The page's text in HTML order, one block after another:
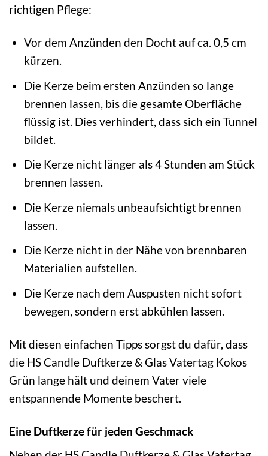
richtigen Pflege:
Vor dem Anzünden den Docht auf ca. 0,5 cm
kürzen.
Die Kerze beim ersten Anzünden so lange
brennen lassen, bis die gesamte Oberfläche
flüssig ist. Dies verhindert, dass sich ein Tunnel
bildet.
Die Kerze nicht länger als 4 Stunden am Stück
brennen lassen.
Die Kerze niemals unbeaufsichtigt brennen
lassen.
Die Kerze nicht in der Nähe von brennbaren
Materialien aufstellen.
Die Kerze nach dem Auspusten nicht sofort
bewegen, sondern erst abkühlen lassen.
Mit diesen einfachen Tipps sorgst du dafür, dass
die HS Candle Duftkerze & Glas Vatertag Kokos
Grün lange hält und deinem Vater viele
entspannende Momente beschert.
Eine Duftkerze für jeden Geschmack